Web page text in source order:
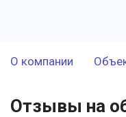
О компании
Отзывы на